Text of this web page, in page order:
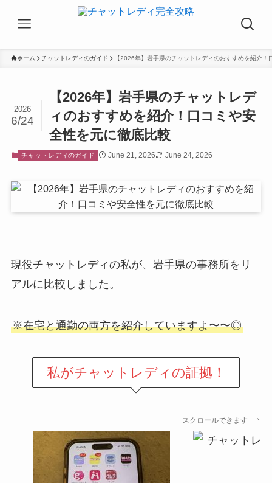
ホーム チャットレディのガイド 【2026年】岩手県のチャットレディのおすすめを紹介！
【2026年】岩手県のチャットレデ
ィのおすすめを紹介！口コミや安
全性を元に徹底比較
2026
6/24
チャットレディのガイド June 21, 2026 June 24, 2026
現役チャットレディの私が、岩手県の事務所をリ
アルに比較しました。
※在宅と通勤の両方を紹介していますよ〜〜◎
私がチャットレディの証拠！
スクロールできます